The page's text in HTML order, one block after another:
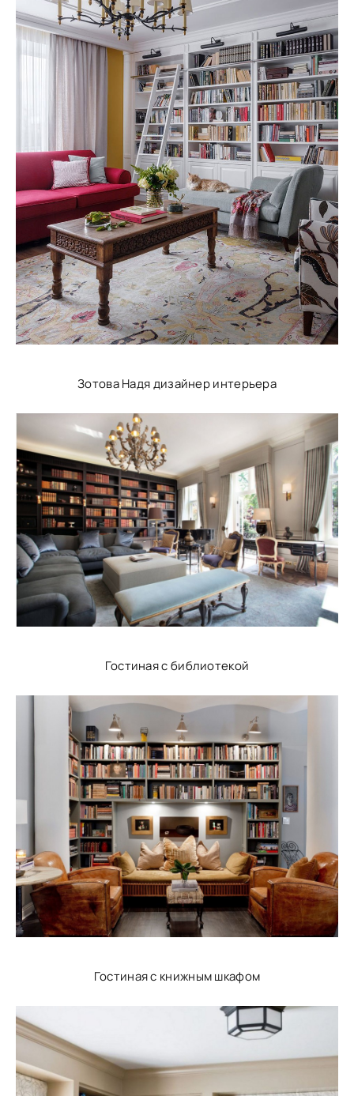
Зотова Надя дизайнер интерьера
Гостиная с библиотекой
Гостиная с книжным шкафом